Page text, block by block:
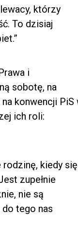
którzy
To dzisiaj
i
sobotę, na
konwencji PiS
ich roli:
kiedy się
zupełnie
nie są
tego nas